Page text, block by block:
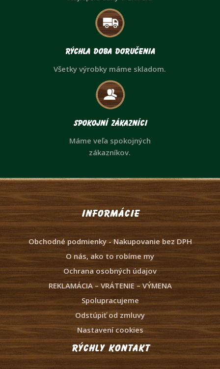
Rýchla doba doručenia
Všetky výrobky máme skladom.
Spokojní zákazníci
Máme veľa spokojných
zákazníkov.
Informácie
Obchodné podmienky - Nakupovanie bez DPH
O nás, ako to robíme my
Ochrana osobných údajov
REKLAMÁCIA – VRÁTENIE – VÝMENA
Spolupracujeme
Odstúpiť od zmluvy
Nastavení cookies
Rýchly kontakt